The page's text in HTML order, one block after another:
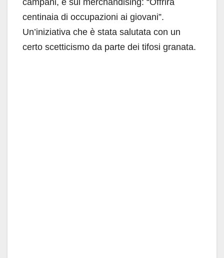
campani, e sul merchandising: “Offrirà
centinaia di occupazioni ai giovani”.
Un’iniziativa che è stata salutata con un
certo scetticismo da parte dei tifosi granata.